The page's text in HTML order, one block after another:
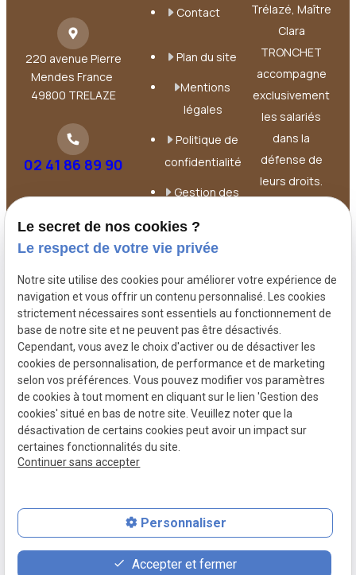
220 avenue Pierre
Mendes France
49800 TRELAZE
02 41 86 89 90
Contact
Plan du site
Mentions
légales
Politique de
confidentialité
Gestion des
Trélazé, Maître
Clara
TRONCHET
accompagne
exclusivement
les salariés
dans la
défense de
leurs droits.
Elle intervient à
contrat, litiges,
licenciements,
harcèlement.
place contact_page phone
Le secret de nos cookies ?
Le respect de votre vie privée
Notre site utilise des cookies pour améliorer votre expérience de
navigation et vous offrir un contenu personnalisé. Les cookies
strictement nécessaires sont essentiels au fonctionnement de
base de notre site et ne peuvent pas être désactivés.
Cependant, vous avez le choix d'activer ou de désactiver les
cookies de personnalisation, de performance et de marketing
selon vos préférences. Vous pouvez modifier vos paramètres
de cookies à tout moment en cliquant sur le lien 'Gestion des
cookies' situé en bas de notre site. Veuillez noter que la
désactivation de certains cookies peut avoir un impact sur
certaines fonctionnalités du site.
Continuer sans accepter
Personnaliser
Accepter et fermer